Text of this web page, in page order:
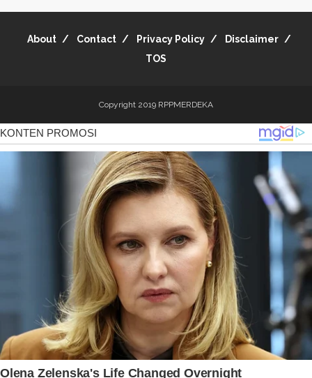
About Contact Privacy Policy
Disclaimer
TOS
Copyright 2019 RPPMERDEKA